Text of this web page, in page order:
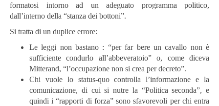
formatosi intorno ad un adeguato programma politico,
dall’interno della “stanza dei bottoni”.
Si tratta di un duplice errore:
Le leggi non bastano : “per far bere un cavallo non è
sufficiente condurlo all’abbeveratoio” o, come diceva
Mitterand, “l’occupazione non si crea per decreto”.
Chi vuole lo status-quo controlla l’informazione e la
comunicazione, di cui si nutre la “Politica seconda”, e
quindi i “rapporti di forza” sono sfavorevoli per chi entra